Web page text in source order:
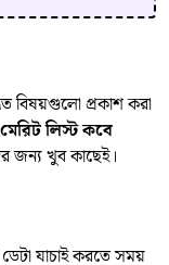
বিষয়গুলো প্রকাশ করা
লিস্ট কবে
জন্য খুব কাছেই।
যাচাই করতে সময়